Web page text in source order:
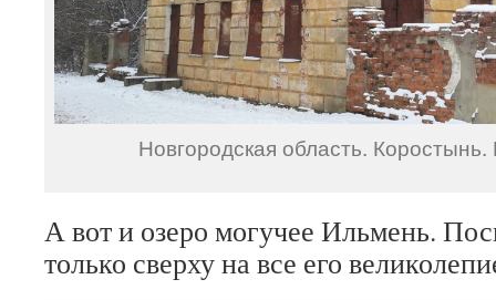
Новгородская область.
А вот и озеро могучее Ильмень.
только сверху на все его